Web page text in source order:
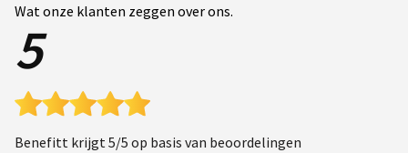
Wat onze klanten zeggen over ons.
5
Benefitt krijgt 5/5 op basis van beoordelingen